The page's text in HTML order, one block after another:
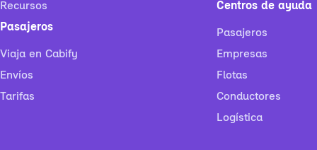
Recursos
Pasajeros
Viaja en Cabify
Envíos
Tarifas
Centros de ayuda
Pasajeros
Empresas
Flotas
Conductores
Logística